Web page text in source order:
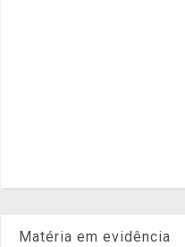
Matéria em evidência